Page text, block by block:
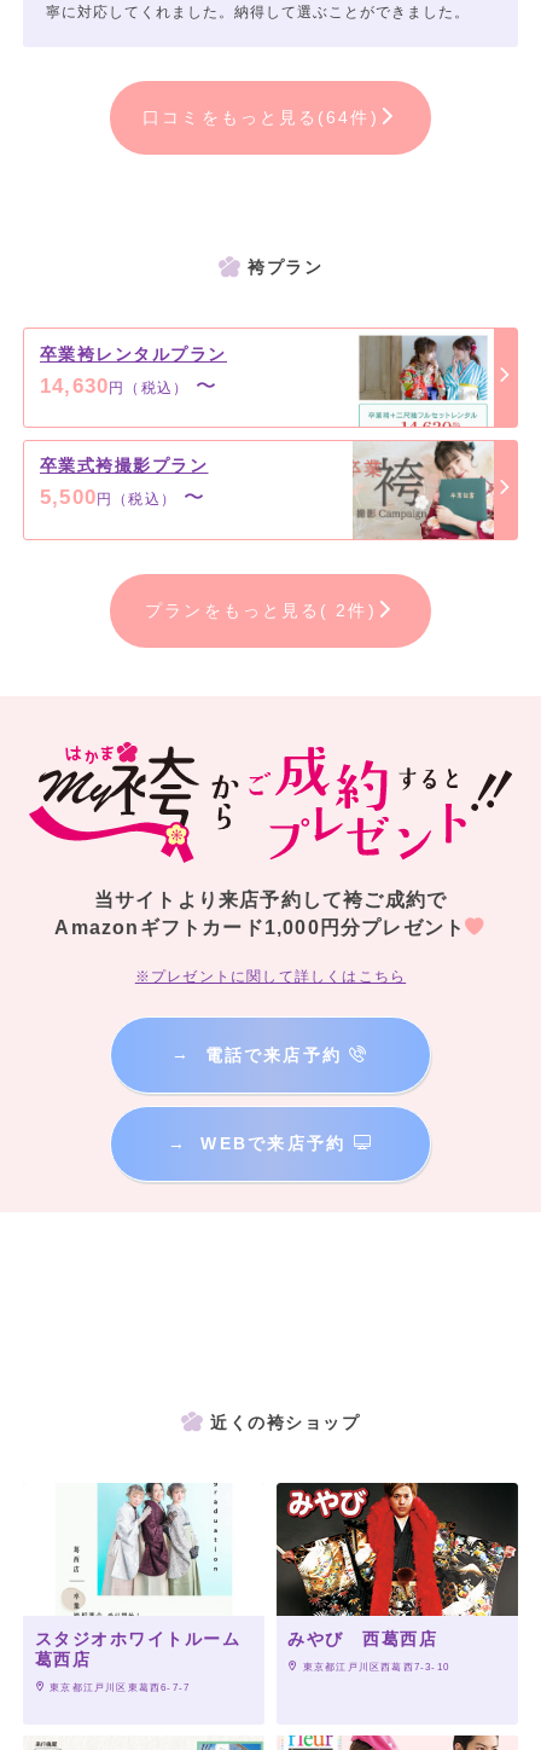
寧に対応してくれました。納得して選ぶことができました。
口コミをもっと見る(64件)
袴プラン
卒業袴レンタルプラン
14,630円（税込） 〜
卒業式袴撮影プラン
5,500 円（税込） 〜
プランをもっと見る( 2件)
当サイトより来店予約して袴ご成約で
Amazonギフトカード1,000円分プレゼント
※プレゼントに関して詳しくはこちら
→ 電話で来店予約
→ WEBで来店予約
近くの袴ショップ
スタジオホワイトルーム
葛西店
東京都江戸川区東葛西6-7-7
みやび 西葛西店
東京都江戸川区西葛西7-3-10